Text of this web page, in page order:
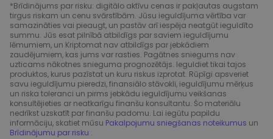
*Brīdinājums par risku: digitālo aktīvu cenas ir pakļautas augstam
tirgus riskam un cenu svārstībām. Jūsu ieguldījuma vērtība var
samazināties vai pieaugt, un pastāv arī iespēja neatgūt ieguldīto
summu. Jūs esat pilnībā atbildīgs par saviem ieguldījumu
lēmumiem, un Kriptomat nav atbildīgs par jebkādiem
zaudējumiem, kas jums var rasties. Pagātnes sniegums nav
uzticams nākotnes snieguma prognozētājs. Ieguldiet tikai tajos
produktos, kurus pazīstat un kuru riskus izprotat. Rūpīgi apsveriet
savu ieguldījumu pieredzi, finansiālo stāvokli, ieguldījumu mērķus
un riska toleranci un pirms jebkādu ieguldījumu veikšanas
konsultējieties ar neatkarīgu finanšu konsultantu. Šo materiālu
nedrīkst uzskatīt par finanšu padomu. Lai iegūtu papildu
informāciju, skatiet mūsu Pakalpojumu sniegšanas noteikumus un
Brīdinājumu par risku .